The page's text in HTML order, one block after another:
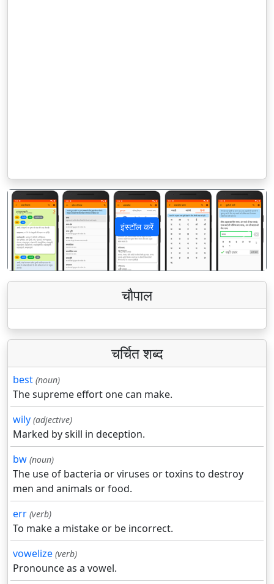
इंस्टॉल करें
पिछला अगला
चौपाल
चर्चित शब्द
best (noun)
The supreme effort one can make.
wily (adjective)
Marked by skill in deception.
bw (noun)
The use of bacteria or viruses or toxins to destroy
men and animals or food.
err (verb)
To make a mistake or be incorrect.
vowelize (verb)
Pronounce as a vowel.